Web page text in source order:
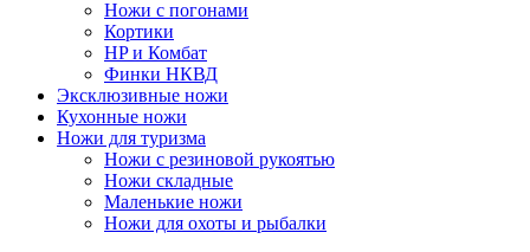
Ножи с погонами
Кортики
HP и Комбат
Финки НКВД
Эксклюзивные ножи
Кухонные ножи
Ножи для туризма
Ножи с резиновой рукоятью
Ножи складные
Маленькие ножи
Ножи для охоты и рыбалки